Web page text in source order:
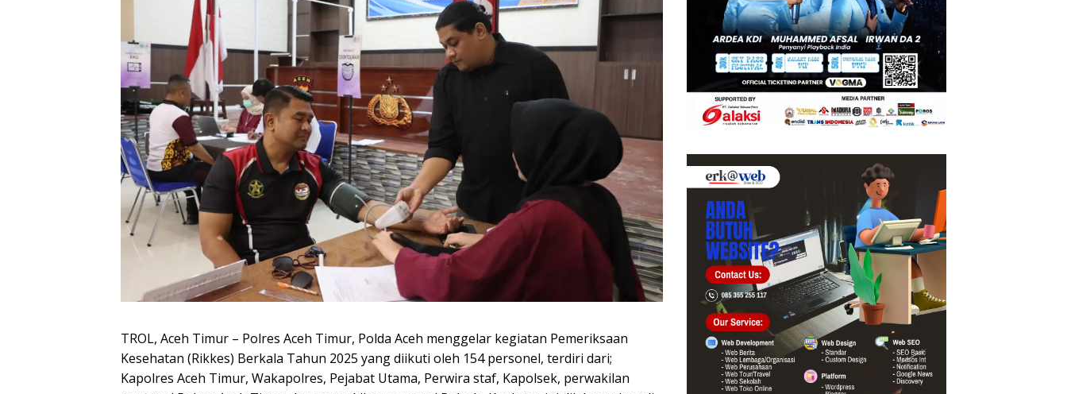
TROL, Aceh Timur – Polres Aceh Timur, Polda Aceh menggelar kegiatan Pemeriksaan
Kesehatan (Rikkes) Berkala Tahun 2025 yang diikuti oleh 154 personel, terdiri dari;
Kapolres Aceh Timur, Wakapolres, Pejabat Utama, Perwira staf, Kapolsek, perwakilan